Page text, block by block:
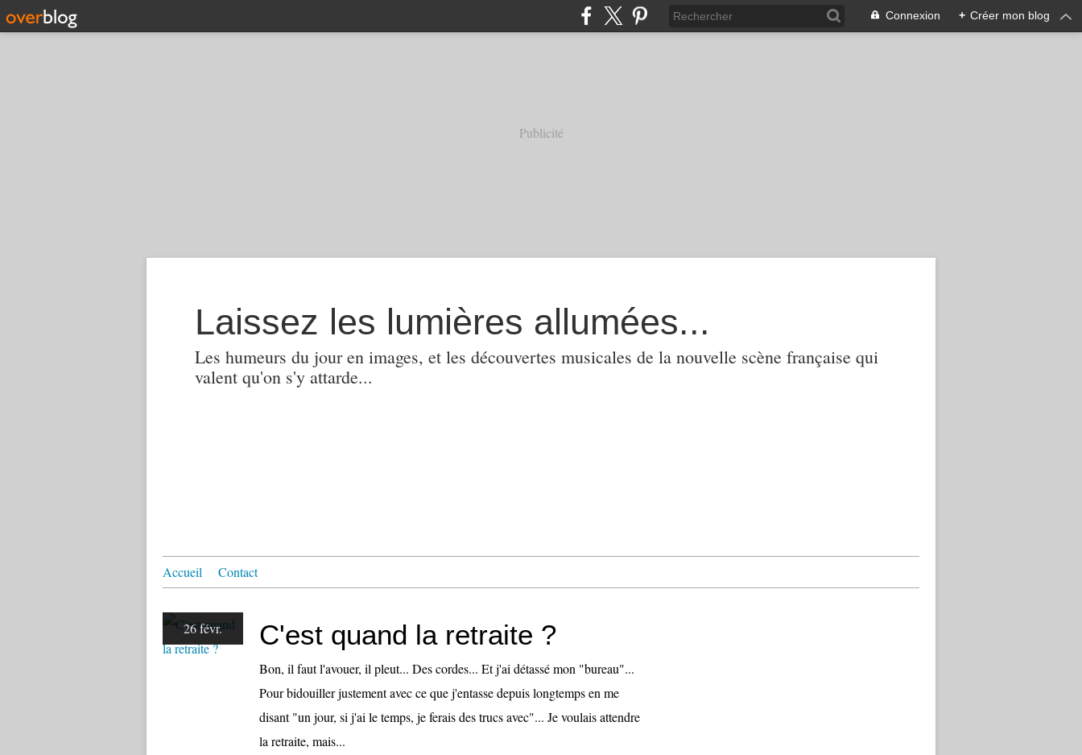
Connexion + Créer mon blog
Publicité
Laissez les lumières allumées...
Les humeurs du jour en images, et les découvertes musicales de la nouvelle scène française qui
valent qu'on s'y attarde...
Accueil Contact
26 févr. C'est quand la retraite ?
Bon, il faut l'avouer, il pleut... Des cordes... Et j'ai détassé mon "bureau"...
Pour bidouiller justement avec ce que j'entasse depuis longtemps en me
disant "un jour, si j'ai le temps, je ferais des trucs avec"... Je voulais attendre
la retraite, mais...